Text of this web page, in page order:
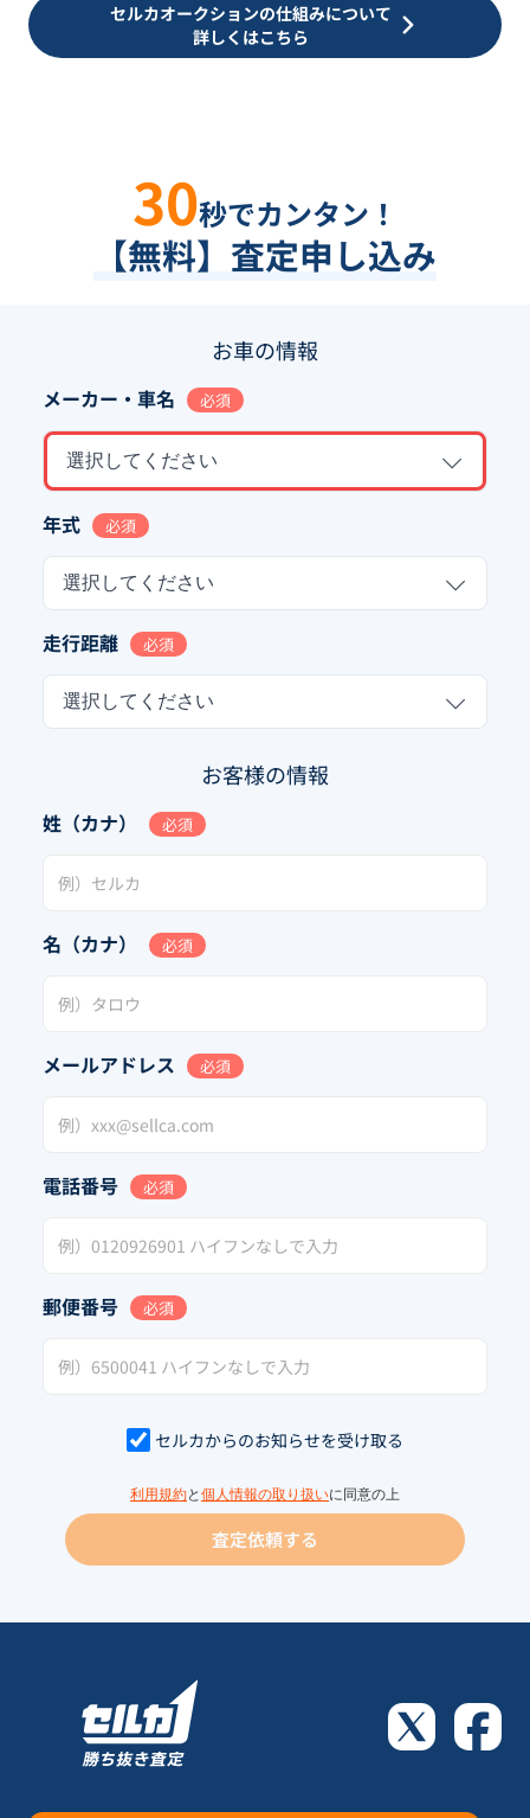
セルカオークションの仕組みについて
詳しくはこちら
30秒でカンタン！
【無料】査定申し込み
お車の情報
メーカー・車名 必須
選択してください
年式 必須
選択してください
走行距離 必須
選択してください
お客様の情報
姓（カナ） 必須
名（カナ） 必須
メールアドレス 必須
電話番号 必須
郵便番号 必須
セルカからのお知らせを受け取る
利用規約と 個人情報の取り扱いに同意の上
査定依頼する